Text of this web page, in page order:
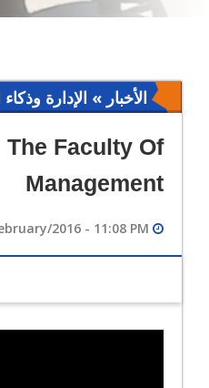
الأخبار » الإدارة
The Faculty Of
Management